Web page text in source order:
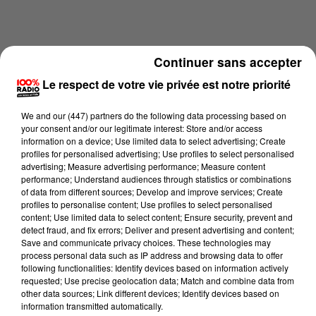
Lecture (1 min 15 sec)
100%
Le respect de votre vie privée est notre priorité
We and our (447) partnersdo the following data processing based on
your consent and/or our legitimate interest: Store and/or access
information on a device; Use limited data to select advertising; Create
profiles for personalised advertising; Use profiles to select personalised
advertising; Measure advertising performance; Measure content
performance; Understand audiences through statistics or combinations
of data from different sources; Develop and improve services; Create
profiles to personalise content; Use profiles to select personalised
content; Use limited data to select content; Ensure security, prevent and
detect fraud, and fix errors; Deliver and present advertising and content;
Save and communicate privacy choices. These technologies may
process personal data such as IP address and browsing data to offer
following functionalities: Identify devices based on information actively
requested; Use precise geolocation data; Match and combine data from
other data sources; Link different devices; Identify devices based on
information transmitted automatically.
Continuer sans accepter